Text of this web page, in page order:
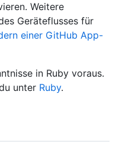
Weitere
Geräteflusses für
einer GitHub App-
in Ruby voraus.
unter Ruby.